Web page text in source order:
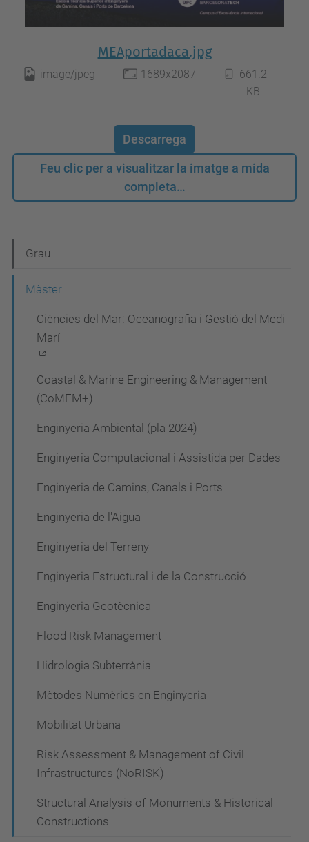
MEAportadaca.jpg
image/jpeg 1689x2087
661.2
KB
Descarrega
Feu clic per a visualitzar la imatge a mida
completa…
a
Grau
Màster
Ciències del Mar: Oceanografia i Gestió del Medi
Marí
Coastal & Marine Engineering & Management
(CoMEM+)
Enginyeria Ambiental (pla 2024)
Enginyeria Computacional i Assistida per Dades
Enginyeria de Camins, Canals i Ports
Enginyeria de l'Aigua
Enginyeria del Terreny
Enginyeria Estructural i de la Construcció
Enginyeria Geotècnica
Flood Risk Management
Hidrologia Subterrània
Mètodes Numèrics en Enginyeria
Mobilitat Urbana
Risk Assessment & Management of Civil
Infrastructures (NoRISK)
Structural Analysis of Monuments & Historical
Constructions